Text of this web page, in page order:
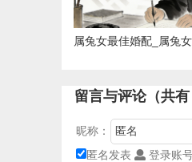
属兔女最佳婚配_属兔
留言与评论（共有
昵称：
匿名发表
登录账